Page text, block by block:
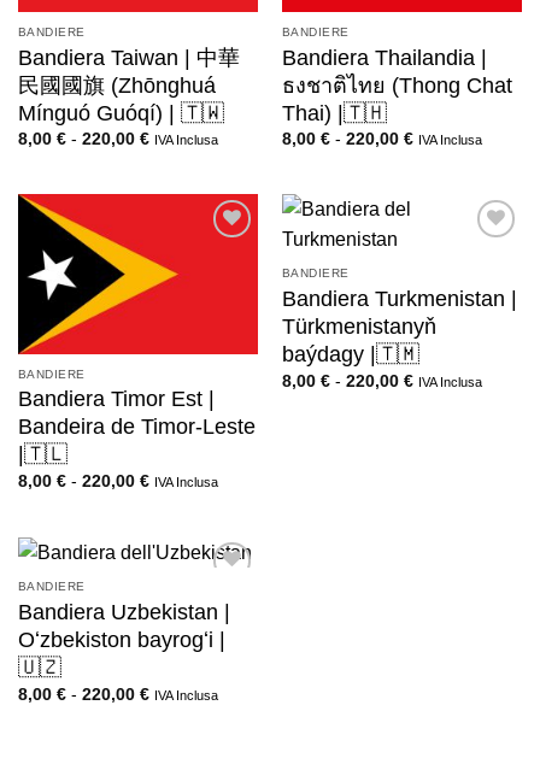
BANDIERE
Bandiera Taiwan | 中華
民國國旗 (Zhōnghuá
Mínguó Guóqí) | 🇹🇼
8,00 € - 220,00 € IVA Inclusa
BANDIERE
Bandiera Thailandia |
ธงชาติไทย (Thong Chat
Thai) |🇹🇭
8,00 € - 220,00 € IVA Inclusa
BANDIERE
Bandiera Timor Est |
Bandeira de Timor-Leste
|🇹🇱
8,00 € - 220,00 € IVA Inclusa
BANDIERE
Bandiera Turkmenistan |
Türkmenistanyň
baýdagy |🇹🇲
8,00 € - 220,00 € IVA Inclusa
BANDIERE
Bandiera Uzbekistan |
Oʻzbekiston bayrogʻi |
🇺🇿
8,00 € - 220,00 € IVA Inclusa